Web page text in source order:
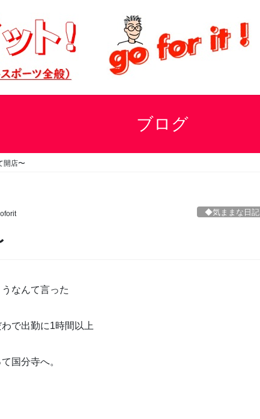
ブログ
開店〜
◆気ままな日記
なんて言った
で出勤に1時間以上
国分寺へ。